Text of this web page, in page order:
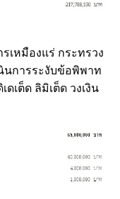
เหมืองแร่ กระทรวง
นการระงับข้อพิพาท
เต็ด ลิมิเต็ด วงเงิน